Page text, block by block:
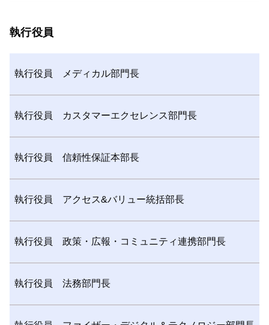
執行役員
執行役員 メディカル部門長
執行役員 カスタマーエクセレンス部門長
執行役員 信頼性保証本部長
執行役員 アクセス&バリュー統括部長
執行役員 政策・広報・コミュニティ連携部門長
執行役員 法務部門長